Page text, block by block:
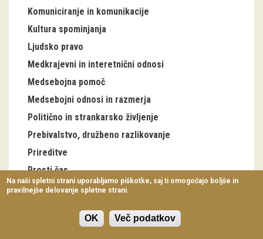
Razstavni projekti
Napovednik
Arhiv razstav
Koledar dogodkov
Prireditve
Predavanja
Delavnice
Vodeni ogledi
Komuniciranje in komunikacije
Kultura spominjanja
Ljudsko pravo
Medkrajevni in interetnični odnosi
Medsebojna pomoč
Medsebojni odnosi in razmerja
Politično in strankarsko življenje
Prebivalstvo, družbeno razlikovanje
Prireditve
Prosti čas
Šege letnega kroga
Na naši spletni strani uporabljamo piškotke, saj ti omogočajo boljše in
pravilnejše delovanje spletne strani.
OK Več podatkov